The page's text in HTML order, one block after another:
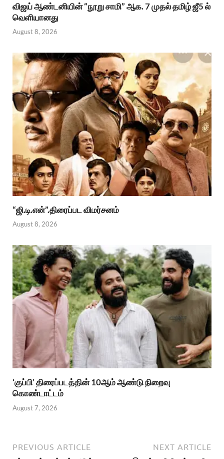
விஜய் ஆண்டனியின் “நூறு சாமி” ஆக. 7 முதல் தமிழ் ஜீ5 ல்
வெளியானது
August 8, 2026
“ஜி.டி.என்”.திரைப்பட விமர்சனம்
August 8, 2026
‘குப்பி’ திரைப்படத்தின் 10ஆம் ஆண்டு நிறைவு
கொண்டாட்டம்
August 7, 2026
PREVIOUS ARTICLE NEXT ARTICLE